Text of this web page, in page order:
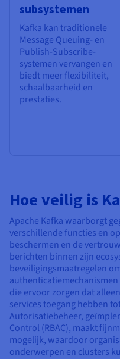
subsystemen
Kafka kan traditionele
Message Queuing- en
Publish-Subscribe-
systemen vervangen en
biedt meer flexibiliteit,
schaalbaarheid en
prestaties.
Hoe veilig is
Apache Kafka waarborgt
verschillende functies en
beschermen en de
berichten binnen zijn
beveiligingsmaatregelen
authenticatiemechanismen
die ervoor zorgen dat
services toegang hebben
Autorisatiebeheer,
Control (RBAC), maakt
mogelijk, waardoor
onderwerpen en clusters